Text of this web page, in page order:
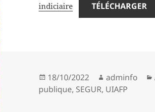
indiciaire
TÉLÉCHARGER
Publié
le
18/10/2022 Auteur
adminfo
publique, SEGUR, UIAFP